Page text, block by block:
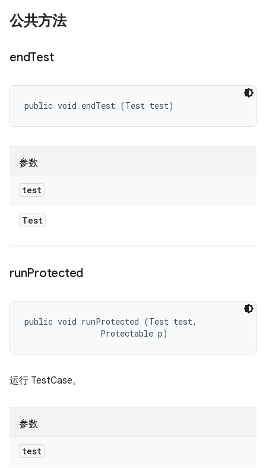
公共方法
endTest
public void endTest (Test test)
参数
test
Test
runProtected
public void runProtected (Test test,
                Protectable p)
运行 TestCase。
参数
test